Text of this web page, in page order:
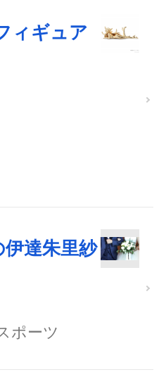
ィギュア
達朱里紗
ポーツ